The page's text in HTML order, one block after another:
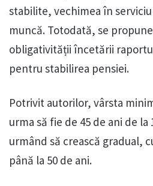
stabilite, vechimea în
muncă. Totodată, se
obligativității încetării
pentru stabilirea pensiei.
Potrivit autorilor, vârsta
urma să fie de 45 de ani de la
urmând să crească gradual,
până la 50 de ani.